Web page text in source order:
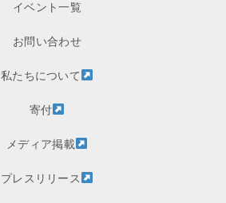
イベント一覧
お問い合わせ
私たちについて
寄付
メディア掲載
プレスリリース